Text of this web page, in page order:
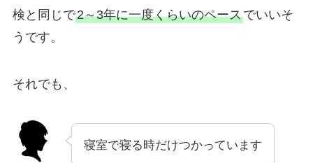
検と同じで2～3年に一度くらいのペースでいいそ
うです。
それでも、
寝室で寝る時だけつかっています